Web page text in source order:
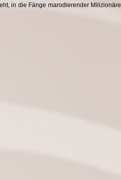
in die Fänge marodierender Milizionäre